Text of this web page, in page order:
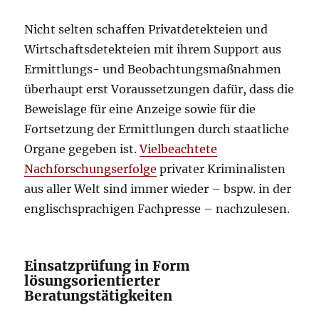
Nicht selten schaffen Privatdetekteien und
Wirtschaftsdetekteien mit ihrem Support aus
Ermittlungs- und Beobachtungsmaßnahmen
überhaupt erst Voraussetzungen dafür, dass die
Beweislage für eine Anzeige sowie für die
Fortsetzung der Ermittlungen durch staatliche
Organe gegeben ist.Vielbeachtete
Nachforschungserfolge privater Kriminalisten
aus aller Welt sind immer wieder – bspw. in der
englischsprachigen Fachpresse – nachzulesen.
Einsatzprüfung in Form
lösungsorientierter
Beratungstätigkeiten